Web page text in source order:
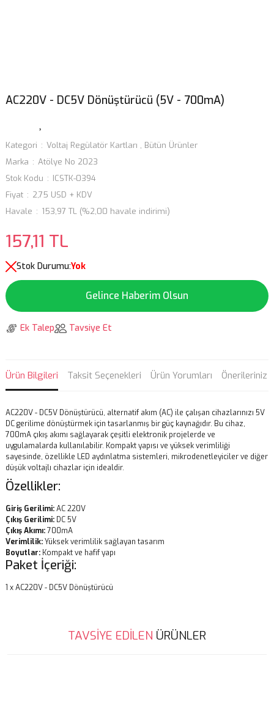
AC220V - DC5V Dönüştürücü (5V - 700mA)
Kategori Voltaj Regülatör Kartları , Bütün Ürünler
Marka
Atölye No 2023
Stok Kodu
ICSTK-0394
Fiyat
2,75 USD + KDV
Havale
153,97 TL (%2,00 havale indirimi)
157,11 TL
Stok Durumu:Yok
Gelince Haberim Olsun
Ek Talep Tavsiye Et
Ürün Bilgileri Taksit Seçenekleri Ürün Yorumları Önerileriniz
AC220V - DC5V Dönüştürücü, alternatif akım (AC) ile çalışan cihazlarınızı 5V
DC gerilime dönüştürmek için tasarlanmış bir güç kaynağıdır. Bu cihaz,
700mA çıkış akımı sağlayarak çeşitli elektronik projelerde ve
uygulamalarda kullanılabilir. Kompakt yapısı ve yüksek verimliliği
sayesinde, özellikle LED aydınlatma sistemleri, mikrodenetleyiciler ve diğer
düşük voltajlı cihazlar için idealdir.
Özellikler:
Giriş Gerilimi:AC 220V
Çıkış Gerilimi: DC 5V
Çıkış Akımı:700mA
Verimlilik:Yüksek verimlilik sağlayan tasarım
Boyutlar: Kompakt ve hafif yapı
Paket İçeriği:
1 x AC220V - DC5V Dönüştürücü
Bu ürünün fiyat bilgisi, resim, ürün açıklamalarında ve diğer
konularda yetersiz gördüğünüz noktaları öneri formunu kullanarak
TAVSİYE EDİLEN ÜRÜNLER